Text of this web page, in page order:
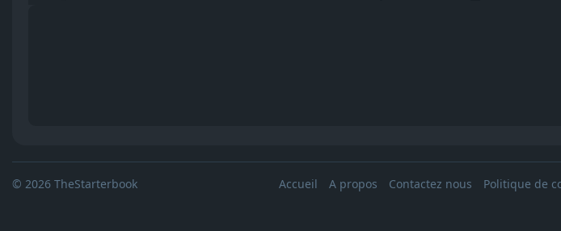
© 2026 TheStarterbook Accueil A propos Contactez nous Politique de